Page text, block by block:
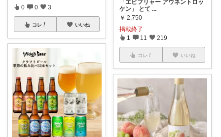
0 0 3
コレ いいね
「エビフリャー アウネントロッ
ケン」 とて ...
￥ 2,750
掲載終了
1 11 219
コレ いいね